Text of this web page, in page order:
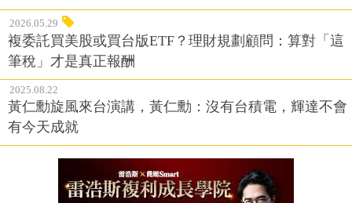
2026.05.29
複委託買美股或買台版ETF？理財規劃顧問：算對「這
筆稅」才是真正報酬
2025.08.22
黃仁勳旋風來台演講，黃仁勳：沒有台積電，輝達不會
有今天成就